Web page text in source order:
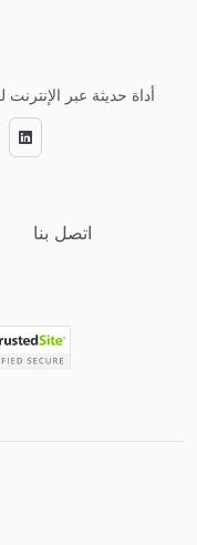
أداة حديثة عبر
اتصل بنا